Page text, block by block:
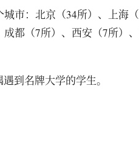
市：北京（34所）、上海
都（7所）、西安（7所）
到名牌大学的学生。